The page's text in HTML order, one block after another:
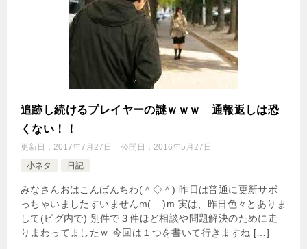
追跡し続けるプレイヤーの謎ｗｗｗ 通報返しは恐
くない！！
更新日： 2017年7月27日 公開日： 2016年5月27日
小ネタ
日記
みなさんおはこんばんちわ(＾◇＾) 昨日は普通に更新サボ
っちゃいましたすいませんm(__)m 実は、昨日色々とありま
して(ピグ内で) 別件で３件ほど相談や問題解決のために走
りまわってましたｗ 今回は１つを書いて行きますね […]